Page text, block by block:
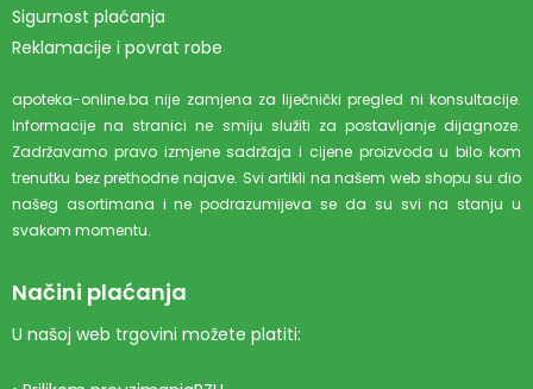
Sigurnost plaćanja
Reklamacije i povrat robe
apoteka-online.ba nije zamjena za liječnički pregled ni konsultacije.
Informacije na stranici ne smiju služiti za postavljanje dijagnoze.
Zadržavamo pravo izmjene sadržaja i cijene proizvoda u bilo kom
trenutku bez prethodne najave. Svi artikli na našem web shopu su dio
našeg asortimana i ne podrazumijeva se da su svi na stanju u
svakom momentu.
Načini plaćanja
U našoj web trgovini možete platiti: